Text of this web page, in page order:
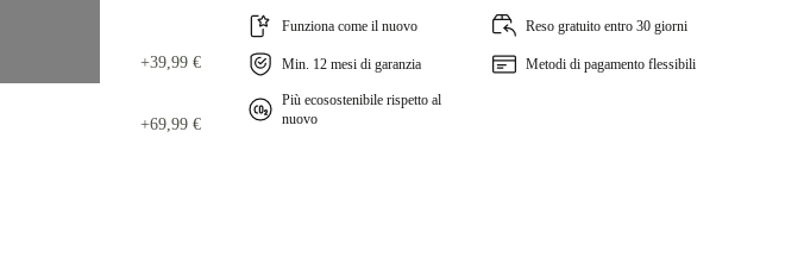
+39,99 €
+69,99 €
Funziona come il nuovo Reso gratuito entro 30 giorni
Min. 12 mesi di garanzia Metodi di pagamento flessibili
Più ecosostenibile rispetto al
nuovo